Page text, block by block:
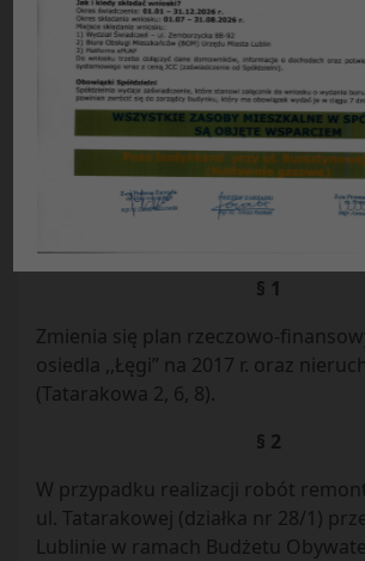
UCHWAŁA NR 16/07/
Rady Przedstawicieli Nieruchomości
Spółdzielni Mieszkaniowej
z dnia 26.07.2017 r.
Działając na podstawie §103b
§ 1
Zmienia się plan rzeczowo-
osiedla ,,Łęgi” na 2017 r. oraz
(Tatarakowa 2, 6, 8).
§ 2
W przypadku realizacji robót
ul. Tatarakowej (działka nr 28/1)
Lublinie w ramach Budżetu